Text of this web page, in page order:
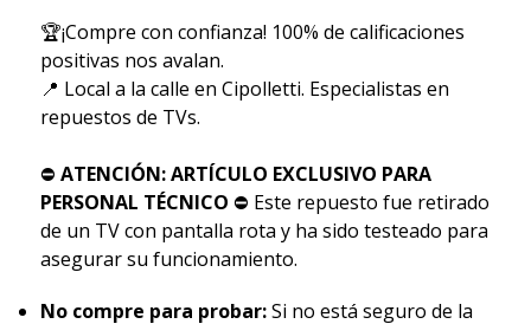
🏆¡Compre con confianza! 100% de calificaciones
positivas nos avalan.
📍 Local a la calle en Cipolletti. Especialistas en
repuestos de TVs.
⛔ ATENCIÓN: ARTÍCULO EXCLUSIVO PARA
PERSONAL TÉCNICO ⛔ Este repuesto fue retirado
de un TV con pantalla rota y ha sido testeado para
asegurar su funcionamiento.
No compre para probar:Si no está seguro de la